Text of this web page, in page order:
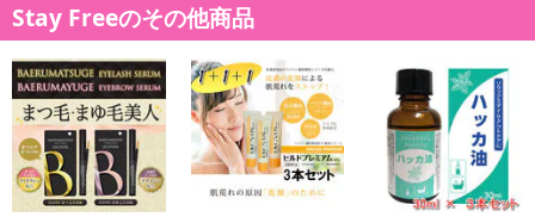
Stay Freeのその他商品